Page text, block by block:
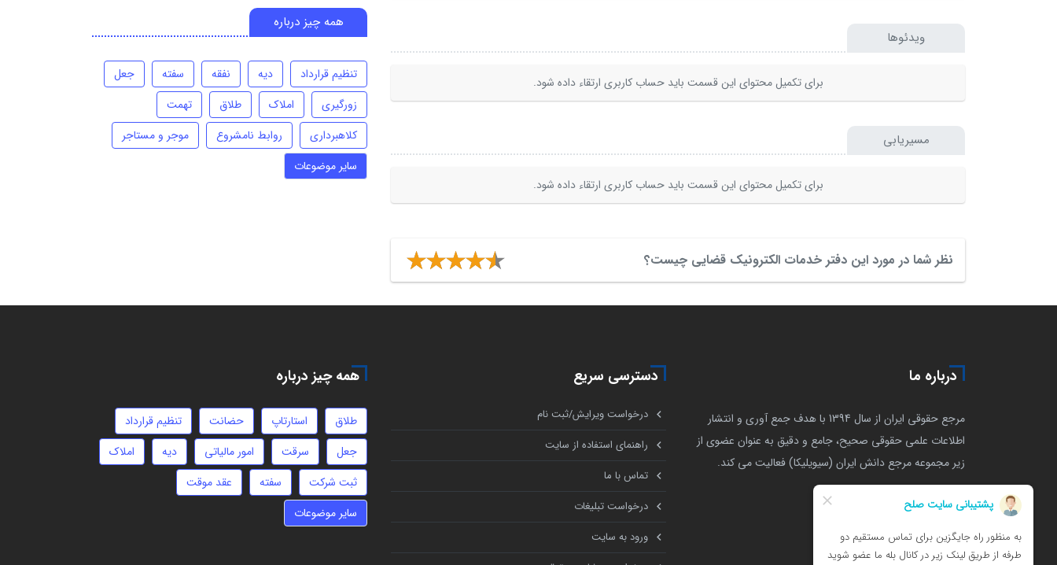
ویدئوها
برای تکمیل محتوای این قسمت باید حساب کاربری ارتقاء داده شود.
مسیریابی
برای تکمیل محتوای این قسمت باید حساب کاربری ارتقاء داده شود.
نظر شما در مورد این دفتر خدمات الکترونیک قضایی چیست؟
همه چیز درباره
تنظیم قرارداد دیه نفقه سفته
جعل
زورگیری
املاک طلاق
تهمت
کلاهبرداری
روابط نامشروع
موجر و مستاجر
سایر موضوعات
درباره ما
مرجع حقوقی ایران از سال 1394 با هدف جمع آوری و انتشار
اطلاعات علمی حقوقی صحیح، جامع و دقیق به عنوان عضوی از
زیر مجموعه مرجع دانش ایران (سیویلیکا) فعالیت می کند.
دسترسی سریع
درخواست ویرایش/ثبت نام
راهنمای استفاده از سایت
تماس با ما
درخواست تبلیغات
ورود به سایت
همه چیز درباره
طلاق استارتاپ حضانت
تنظیم قرارداد
جعل
سرقت امور مالیاتی دیه
املاک
ثبت شرکت
سفته
عقد موقت
سایر موضوعات